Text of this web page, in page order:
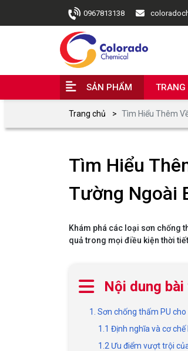
0967813138
SẢN PHẨM TRANG
Trang chủ Tìm Hiểu Thêm
Tìm Hiểu
Tường Ngoài
Khám phá các loại sơn chống
quả trong mọi điều kiện thời
Nội dung
1. Sơn chống thấm PU
1.1 Định nghĩa và cơ
1.2 Ưu điểm vượt trội